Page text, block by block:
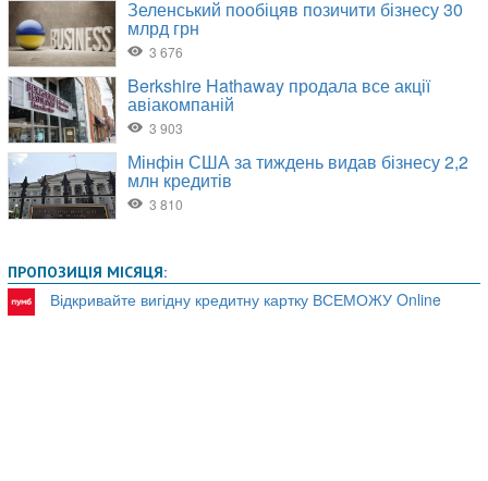
ПРОПОЗИЦІЯ МІСЯЦЯ:
Відкривайте вигідну кредитну картку ВСЕМОЖУ Online